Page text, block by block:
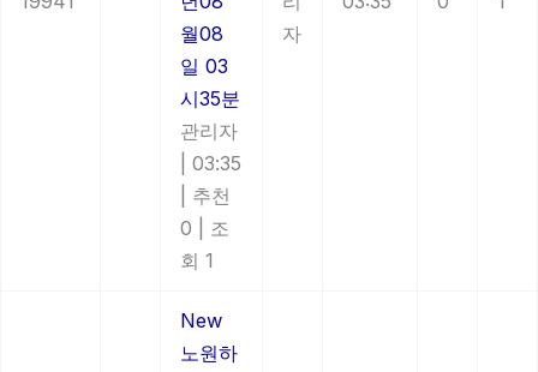
월08
일 03
시35분
관리자
03:35
추천
0
조
회 1
자
New
노원하